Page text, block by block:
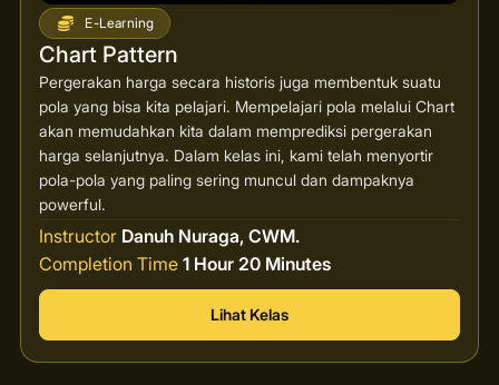
E-Learning
Chart Pattern
Pergerakan harga secara historis juga membentuk suatu
pola yang bisa kita pelajari. Mempelajari pola melalui Chart
akan memudahkan kita dalam memprediksi pergerakan
harga selanjutnya. Dalam kelas ini, kami telah menyortir
pola-pola yang paling sering muncul dan dampaknya
powerful.
Instructor Danuh Nuraga, CWM.
Completion Time 1 Hour 20 Minutes
Lihat Kelas